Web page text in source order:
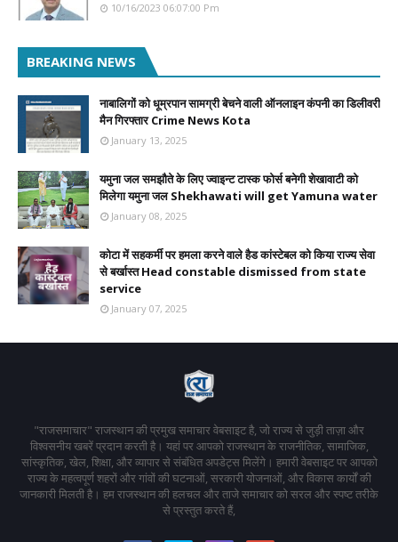
10/16/2023 06:07:00 Pm
BREAKING NEWS
नाबालिगों को धूम्रपान सामग्री बेचने वाली ऑनलाइन कंपनी का डिलीवरी
मैन गिरफ्तार Crime News Kota
January 13, 2025
यमुना जल समझौते के लिए ज्वाइन्ट टास्क फोर्स बनेगी शेखावाटी को
मिलेगा यमुना जल Shekhawati will get Yamuna water
January 08, 2025
कोटा में सहकर्मी पर हमला करने वाले हैड कांस्टेबल को किया राज्य सेवा
से बर्खास्त Head constable dismissed from state
service
January 07, 2025
"राजसमाचार" राजस्थान की प्रमुख समाचार वेबसाइट है, जो राज्य से जुड़ी ताज़ा और
विश्वसनीय खबरें प्रदान करती है। यहां पर आपको राजस्थान के राजनीतिक, सामाजिक,
सांस्कृतिक, खेल, शिक्षा, और व्यापार से संबंधित अपडेट्स मिलेंगे। हमारी वेबसाइट पर आपको
राज्य के महत्वपूर्ण शहरों और गांवों की घटनाओं, सरकारी योजनाओं, और विकास कार्यों की
जानकारी मिलती है। हम राजस्थान की हलचल और ताजे समाचार को सरल और स्पष्ट तरीके
से प्रस्तुत करते हैं,